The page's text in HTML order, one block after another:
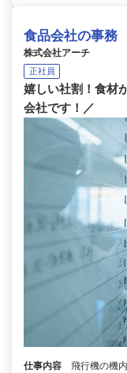
食品会社の事務
株式会社アーチ
正社員
嬉しい社割！食材
会社です！／
仕事内容
飛行機の機